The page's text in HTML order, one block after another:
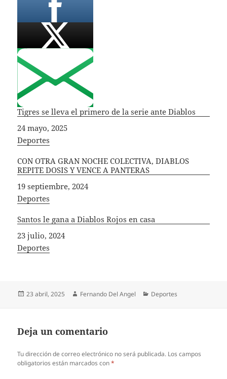
Tigres se lleva el primero de la serie ante Diablos
Fecha
24 mayo, 2025
In relation to
Deportes
CON OTRA GRAN NOCHE COLECTIVA, DIABLOS
REPITE DOSIS Y VENCE A PANTERAS
Fecha
19 septiembre, 2024
In relation to
Deportes
Santos le gana a Diablos Rojos en casa
Fecha
23 julio, 2024
In relation to
Deportes
Publicado
23 abril, 2025 Autor
Fernando Del Angel Categorías
Deportes
Deja un comentario
Tu dirección de correo electrónico no será publicada. Los campos
obligatorios están marcados con*